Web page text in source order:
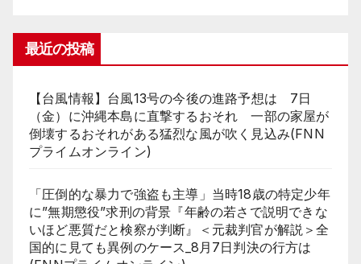
最近の投稿
【台風情報】台風13号の今後の進路予想は 7日
（金）に沖縄本島に直撃するおそれ 一部の家屋が
倒壊するおそれがある猛烈な風が吹く見込み(FNN
プライムオンライン)
「圧倒的な暴力で強盗も主導」当時18歳の特定少年
に”無期懲役”求刑の背景『年齢の若さで説明できな
いほど悪質だと検察が判断』＜元裁判官が解説＞全
国的に見ても異例のケース_8月7日判決の行方は